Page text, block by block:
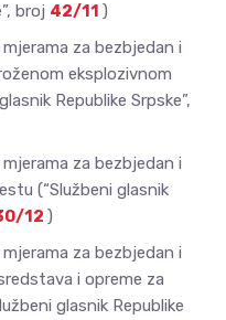
broj 42/11)
za bezbjedan i
eksplozivnom
Republike Srpske”,
za bezbjedan i
(“Službeni glasnik
12)
za bezbjedan i
i opreme za
glasnik Republike